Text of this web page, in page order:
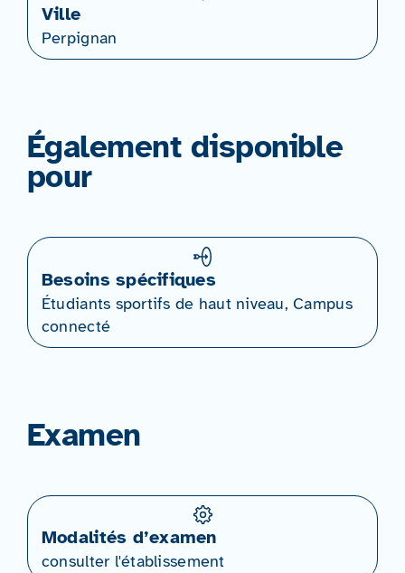
Ville
Perpignan
Également disponible
pour
Besoins spécifiques
Étudiants sportifs de haut niveau, Campus
connecté
Examen
Modalités d’examen
consulter l'établissement